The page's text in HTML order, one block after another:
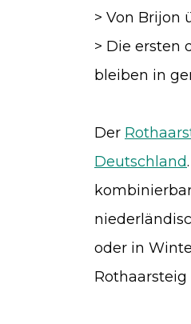
> Von Brijon
> Die ersten
bleiben in
Der
Deutschland
oder in
Rothaarsteig